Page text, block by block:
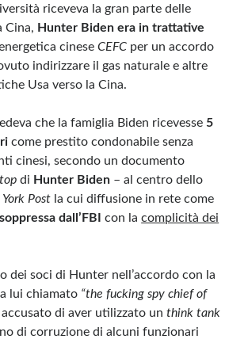
riceveva la gran parte delle
Cina, Hunter Biden era in trattative
cineseCEFC per un accordo
indirizzare il gas naturale e altre
Usa verso la Cina.
che la famiglia Biden ricevesse 5
come prestito condonabile senza
cinesi, secondo un documento
di Hunter Biden – al centro dello
Post la cui diffusione in rete come
soppressa dall’FBI con lacomplicità dei
dei soci di Hunter nell’accordo con la
lui chiamato “the fucking spy chief of
accusato di aver utilizzato unthink tank
di corruzione di alcuni funzionari